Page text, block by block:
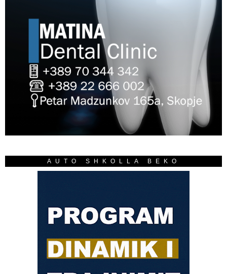
AUTO SHKOLLA BEKO